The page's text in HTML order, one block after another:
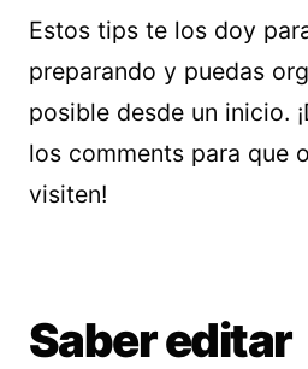
Estos tips te los doy
preparando y puedas
posible desde un inicio.
los comments para que
visiten!
Saber editar